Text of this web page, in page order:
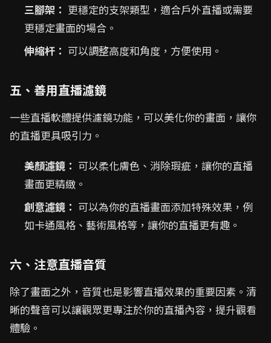
三腳架： 更穩定的支架類型，適合戶外直播或需要
更穩定畫面的場合。
伸縮杆： 可以調整高度和角度，方便使用。
五、善用直播濾鏡
一些直播軟體提供濾鏡功能，可以美化你的畫面，讓你
的直播更具吸引力。
美顏濾鏡： 可以柔化膚色、消除瑕疵，讓你的直播
畫面更精緻。
創意濾鏡： 可以為你的直播畫面添加特殊效果，例
如卡通風格、藝術風格等，讓你的直播更有趣。
六、注意直播音質
除了畫面之外，音質也是影響直播效果的重要因素。清
晰的聲音可以讓觀眾更專注於你的直播內容，提升觀看
體驗。